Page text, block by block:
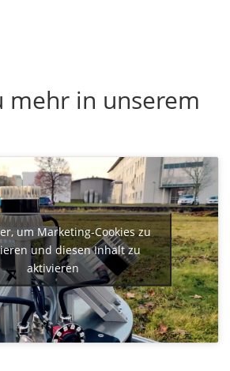
mehr in unserem
um Marketing-Cookies zu
und diesen Inhalt zu
aktivieren